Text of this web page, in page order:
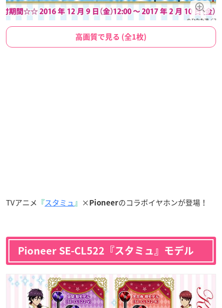
高画質で見る (全1枚)
TVアニメ 『スタミュ』 × Pioneerのコラボイヤホンが登場！
Pioneer SE-CL522『スタミュ』モデル